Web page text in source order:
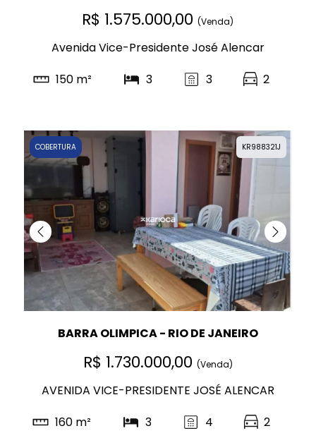
R$ 1.575.000,00(Venda)
Avenida Vice-Presidente José Alencar
150 m²
3 3 2
KR988321J
COBERTURA
BARRA OLIMPICA - RIO DE JANEIRO
R$ 1.730.000,00 (Venda)
AVENIDA VICE-PRESIDENTE JOSÉ ALENCAR
160 m²
3 4 2